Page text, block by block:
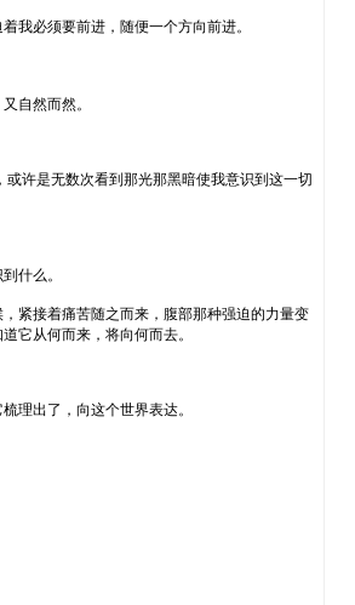
我必须要前进，随便一个方向前进。
自然而然。
许是无数次看到那光那黑暗使我意识到这一切
什么。
紧接着痛苦随之而来，腹部那种强迫的力量变
它从何而来，将向何而去。
理出了，向这个世界表达。